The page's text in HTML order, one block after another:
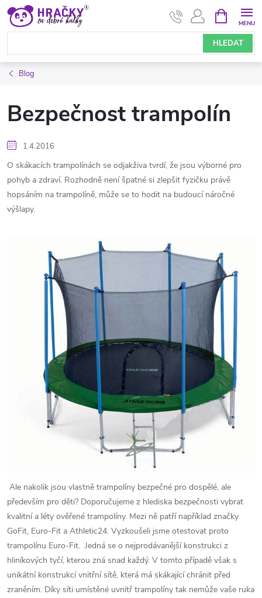
Přejít
obsah
HLEDAT
NÁKUPNÍ
KOŠÍK
Blog
Bezpečnost trampolín
1.4.2016
O skákacích trampolínách se odjakživa tvrdí, že jsou výborné pro
pohyb a zdraví. Rozhodně není špatné si zlepšit fyzičku právě
hopsáním na trampolíně, může se to hodit na budoucí náročné
výšlapy.
Ale nakolik jsou vlastně trampolíny bezpečné pro dospělé, ale
především pro děti? Doporučujeme z hlediska bezpečnosti vybrat
kvalitní a léty ověřené trampolíny. Mezi ně patří například značky
GoFit, Euro-Fit a Athletic24. Vyzkoušeli jsme otestovat proto
trampolínu Euro-Fit. Jedná se o nejprodávanější konstrukci z
hliníkových tyčí, kterou zná snad každý. V tomto případě však s
unikátní konstrukcí vnitřní sítě, která má skákající chránit před
zraněním. Díky síti umístěné uvnitř trampolíny tak nemůže vaše ruka